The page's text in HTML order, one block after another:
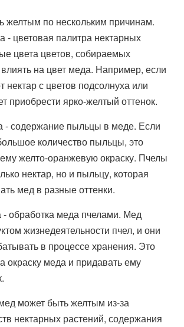
желтым по нескольким причинам.
- цветовая палитра нектарных
цвета цветов, собираемых
на цвет меда. Например, если
нектар с цветов подсолнуха или
приобрести ярко-желтый оттенок.
- содержание пыльцы в меде. Если
количество пыльцы, это
желто-оранжевую окраску. Пчелы
нектар, но и пыльцу, которая
мед в разные оттенки.
- обработка меда пчелами. Мед
жизнедеятельности пчел, и они
в процессе хранения. Это
окраску меда и придавать ему
может быть желтым из-за
нектарных растений, содержания